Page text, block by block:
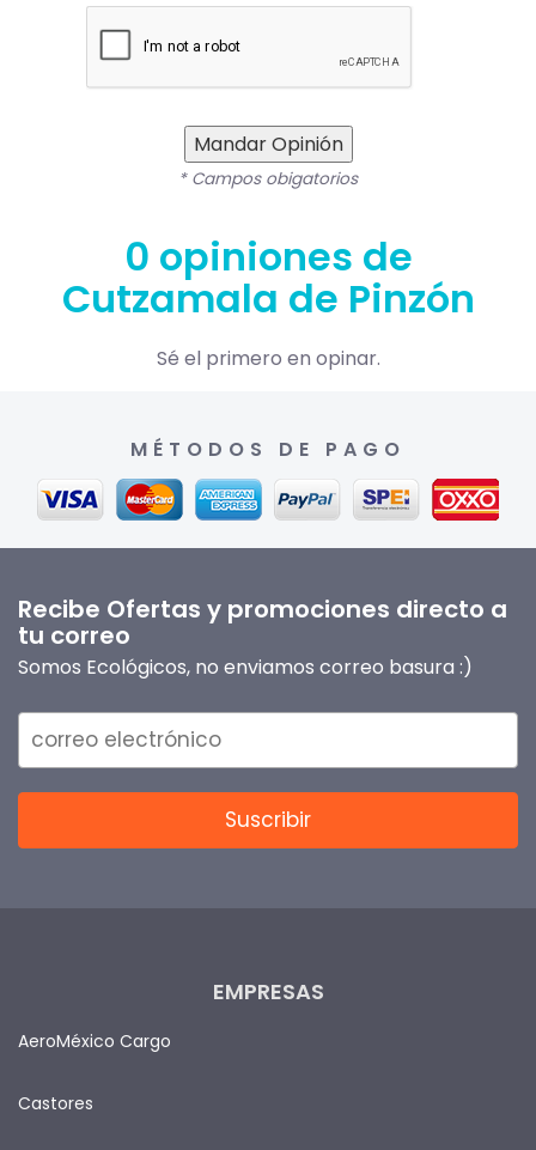
Mandar Opinión
* Campos obigatorios
0 opiniones de
Cutzamala de Pinzón
Sé el primero en opinar.
MÉTODOS DE PAGO
Recibe Ofertas y promociones directo a
tu correo
Somos Ecológicos, no enviamos correo basura :)
EMPRESAS
AeroMéxico Cargo
Castores